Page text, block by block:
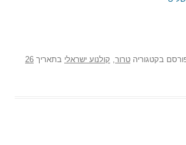
בקטגוריה טרור קולנוע ישראלי בתאריך 26